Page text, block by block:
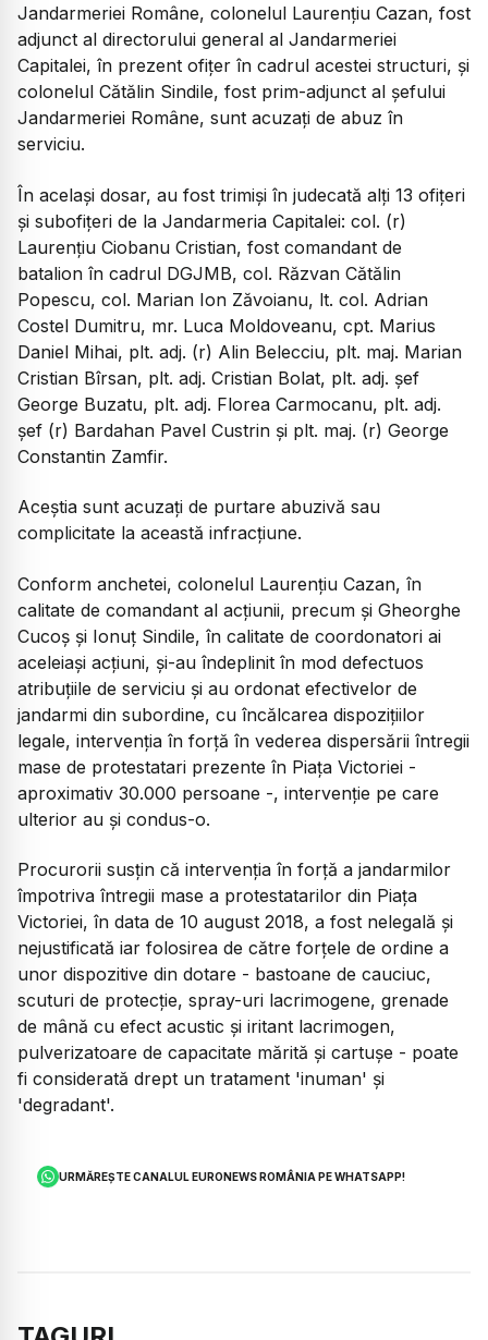
Jandarmeriei Române, colonelul Laurențiu Cazan, fost
adjunct al directorului general al Jandarmeriei
Capitalei, în prezent ofițer în cadrul acestei structuri, și
colonelul Cătălin Sindile, fost prim-adjunct al șefului
Jandarmeriei Române, sunt acuzați de abuz în
serviciu.
În același dosar, au fost trimiși în judecată alți 13 ofițeri
și subofițeri de la Jandarmeria Capitalei: col. (r)
Laurențiu Ciobanu Cristian, fost comandant de
batalion în cadrul DGJMB, col. Răzvan Cătălin
Popescu, col. Marian Ion Zăvoianu, lt. col. Adrian
Costel Dumitru, mr. Luca Moldoveanu, cpt. Marius
Daniel Mihai, plt. adj. (r) Alin Belecciu, plt. maj. Marian
Cristian Bîrsan, plt. adj. Cristian Bolat, plt. adj. șef
George Buzatu, plt. adj. Florea Carmocanu, plt. adj.
șef (r) Bardahan Pavel Custrin și plt. maj. (r) George
Constantin Zamfir.
Aceștia sunt acuzați de purtare abuzivă sau
complicitate la această infracțiune.
Conform anchetei, colonelul Laurențiu Cazan, în
calitate de comandant al acțiunii, precum și Gheorghe
Cucoș și Ionuț Sindile, în calitate de coordonatori ai
aceleiași acțiuni, și-au îndeplinit în mod defectuos
atribuțiile de serviciu și au ordonat efectivelor de
jandarmi din subordine, cu încălcarea dispozițiilor
legale, intervenția în forță în vederea dispersării întregii
mase de protestatari prezente în Piața Victoriei -
aproximativ 30.000 persoane -, intervenție pe care
ulterior au și condus-o.
Procurorii susțin că intervenția în forță a jandarmilor
împotriva întregii mase a protestatarilor din Piața
Victoriei, în data de 10 august 2018, a fost nelegală și
nejustificată iar folosirea de către forțele de ordine a
unor dispozitive din dotare - bastoane de cauciuc,
scuturi de protecție, spray-uri lacrimogene, grenade
de mână cu efect acustic și iritant lacrimogen,
pulverizatoare de capacitate mărită și cartușe - poate
fi considerată drept un tratament 'inuman' și
'degradant'.
URMĂREȘTE CANALUL EURONEWS ROMÂNIA PE WHATSAPP!